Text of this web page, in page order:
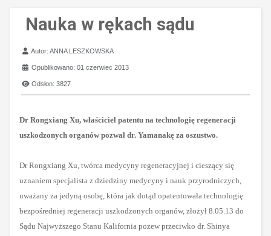
Nauka w rękach sądu
Szczegóły
Autor:ANNA LESZKOWSKA
Opublikowano: 01 czerwiec 2013
Odsłon: 3827
Dr Rongxiang Xu, właściciel patentu na technologię regeneracji
uszkodzonych organów pozwał dr. Yamanakę za oszustwo.
Dr Rongxiang Xu, twórca medycyny regeneracyjnej i cieszący się
uznaniem specjalista z dziedziny medycyny i nauk przyrodniczych,
uważany za jedyną osobę, która jak dotąd opatentowała technologię
bezpośredniej regeneracji uszkodzonych organów, złożył 8.05.13 do
Sądu Najwyższego Stanu Kalifornia pozew przeciwko dr. Shinya